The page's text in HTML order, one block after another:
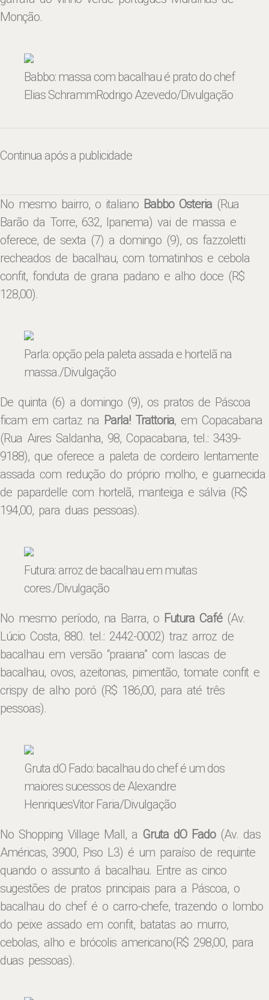
Monção.
Babbo: massa com bacalhau é prato do chef
Elias SchrammRodrigo Azevedo/Divulgação
Continua após a publicidade
No mesmo bairro, o italiano Babbo Osteria (Rua
Barão da Torre, 632, Ipanema) vai de massa e
oferece, de sexta (7) a domingo (9), os fazzoletti
recheados de bacalhau, com tomatinhos e cebola
confit, fonduta de grana padano e alho doce (R$
128,00).
Parla: opção pela paleta assada e hortelã na
massa./Divulgação
De quinta (6) a domingo (9), os pratos de Páscoa
ficam em cartaz na Parla! Trattoria, em Copacabana
(Rua Aires Saldanha, 98, Copacabana, tel.: 3439-
9188), que oferece a paleta de cordeiro lentamente
assada com redução do próprio molho, e guarnecida
de papardelle com hortelã, manteiga e sálvia (R$
194,00, para duas pessoas).
Futura: arroz de bacalhau em muitas
cores./Divulgação
No mesmo período, na Barra, o Futura Café(Av.
Lúcio Costa, 880. tel.: 2442-0002) traz arroz de
bacalhau em versão “praiana” com lascas de
bacalhau, ovos, azeitonas, pimentão, tomate confit e
crispy de alho poró (R$ 186,00, para até três
pessoas).
Gruta dO Fado: bacalhau do chef é um dos
maiores sucessos de Alexandre
HenriquesVitor Faria/Divulgação
No Shopping Village Mall, a Gruta dO Fado(Av. das
Américas, 3900, Piso L3) é um paraíso de requinte
quando o assunto á bacalhau. Entre as cinco
sugestões de pratos principais para a Páscoa, o
bacalhau do chef é o carro-chefe, trazendo o lombo
do peixe assado em confit, batatas ao murro,
cebolas, alho e brócolis americano(R$ 298,00, para
duas pessoas).